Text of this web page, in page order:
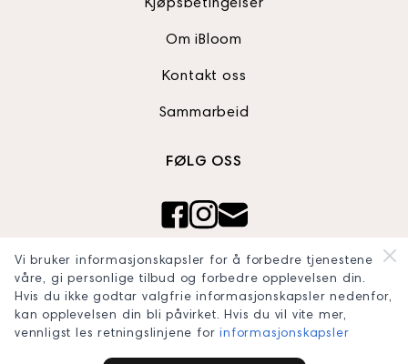
Vi bruker informasjonskapsler for å forbedre tjenestene
våre, gi personlige tilbud og forbedre opplevelsen din.
Hvis du ikke godtar valgfrie informasjonskapsler nedenfor,
kan opplevelsen din bli påvirket. Hvis du vil vite mer,
vennligst les retningslinjene forinformasjonskapsler
Kjøpsbetingelser
Om iBloom
Kontakt oss
Sammarbeid
FØLG OSS
Ibloom AS
Org nr: 820990242
blooomconcept@gmail.com